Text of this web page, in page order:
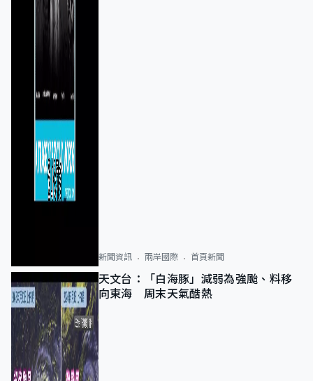
新聞資訊 兩岸國際 首頁新聞
天文台：「白海豚」減弱為強颱、料移
向東海 周末天氣酷熱